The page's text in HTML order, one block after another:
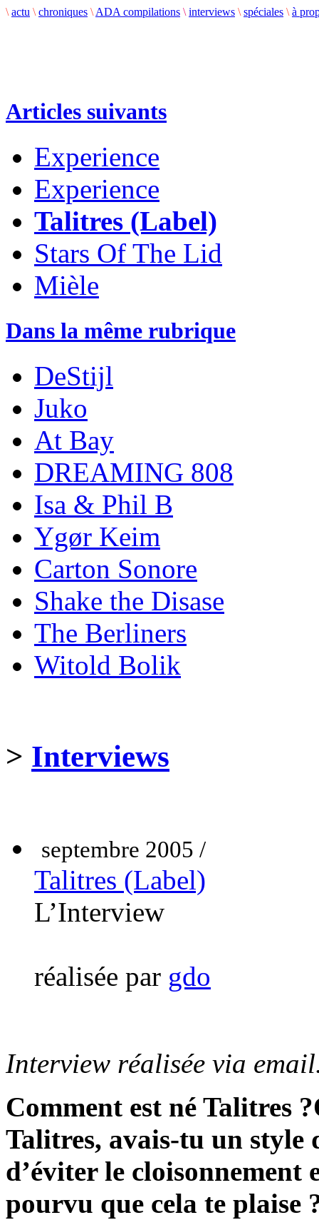
\ actu \ chroniques \ ADA compilations \ interviews \ spéciales \ à
Articles suivants
Experience
Experience
Talitres (Label)
Stars Of The Lid
Mièle
Dans la même rubrique
DeStijl
Juko
At Bay
DREAMING 808
Isa & Phil B
Ygør Keim
Carton Sonore
Shake the Disase
The Berliners
Witold Bolik
> Interviews
septembre 2005 /
Talitres (Label)
L’Interview
réalisée par gdo
Interview réalisée via
Comment est né Talitres
Talitres, avais-tu un style
d’éviter le cloisonnement
pourvu que cela te plaise